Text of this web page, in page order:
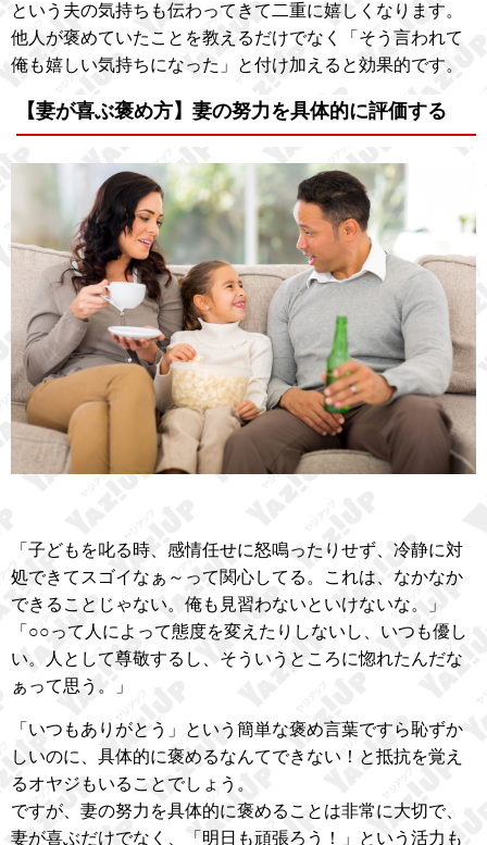
という夫の気持ちも伝わってきて二重に嬉しくなります。
他人が褒めていたことを教えるだけでなく「そう言われて
俺も嬉しい気持ちになった」と付け加えると効果的です。
【妻が喜ぶ褒め方】妻の努力を具体的に評価する
「子どもを叱る時、感情任せに怒鳴ったりせず、冷静に対
処できてスゴイなぁ～って関心してる。これは、なかなか
できることじゃない。俺も見習わないといけないな。」
「○○って人によって態度を変えたりしないし、いつも優し
い。人として尊敬するし、そういうところに惚れたんだな
ぁって思う。」
「いつもありがとう」という簡単な褒め言葉ですら恥ずか
しいのに、具体的に褒めるなんてできない！と抵抗を覚え
るオヤジもいることでしょう。
ですが、妻の努力を具体的に褒めることは非常に大切で、
妻が喜ぶだけでなく、「明日も頑張ろう！」という活力も